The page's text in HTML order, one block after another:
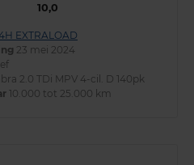
10,0
EXTRALOAD
23 mei 2024
2.0 TDi MPV 4-cil. D 140pk
10.000 tot 25.000 km